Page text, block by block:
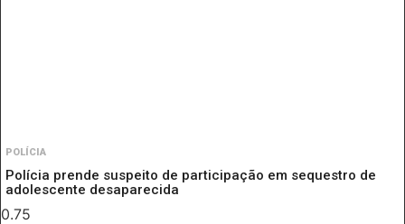
POLÍCIA
Polícia prende suspeito de participação em sequestro de
adolescente desaparecida